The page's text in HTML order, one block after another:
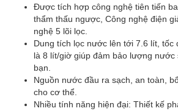
Được tích hợp công nghệ tiên tiến
thẩm thấu ngược, Công nghệ điện
nghệ 5 lõi lọc.
Dung tích lọc nước lên tới 7.6 lít, tốc
là 8 lít/giờ giúp đảm bảo lượng nước
bạn.
Nguồn nước đầu ra sạch, an toàn,
cho cơ thể.
Nhiều tính năng hiện đại: Thiết kế